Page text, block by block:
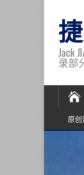
Jack
录部
原创